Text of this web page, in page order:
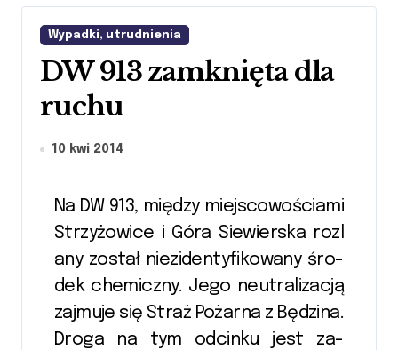
Wypadki, utrudnienia
DW 913 zamknięta dla
ruchu
10 kwi 2014
Na DW 913, mię­dzy miej­sco­wo­ścia­mi
Strzy­żo­wi­ce i Góra Sie­wier­ska roz­l
a­ny zo­stał nie­ziden­ty­fiko­wa­ny śro­
dek che­micz­ny. Jego neu­tra­li­zacją
zaj­mu­je się Straż Po­żar­na z Bę­dzi­na.
Droga na tym od­cin­ku jest za­